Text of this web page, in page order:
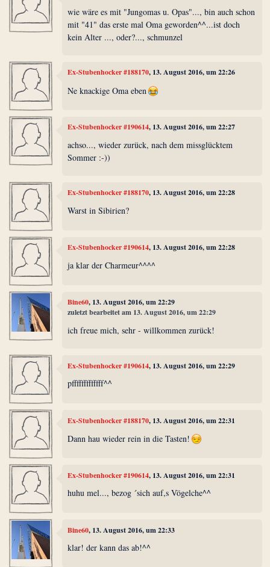
wie wäre es mit "Jungomas u. Opas"..., bin auch schon
mit "41" das erste mal Oma geworden^^...ist doch
kein Alter ..., oder?..., schmunzel
Ex-Stubenhocker #188170, 13. August 2016, um 22:26
Ne knackige Oma eben
Ex-Stubenhocker #190614, 13. August 2016, um 22:27
achso..., wieder zurück, nach dem missglücktem
Sommer :-))
Ex-Stubenhocker #188170, 13. August 2016, um 22:28
Warst in Sibirien?
Ex-Stubenhocker #190614, 13. August 2016, um 22:28
ja klar der Charmeur^^^^
Bine60, 13. August 2016, um 22:29
zuletzt bearbeitet am 13. August 2016, um 22:29
ich freue mich, sehr - willkommen zurück!
Ex-Stubenhocker #190614, 13. August 2016, um 22:29
pfffffffffffff^^
Ex-Stubenhocker #188170, 13. August 2016, um 22:31
Dann hau wieder rein in die Tasten!
Ex-Stubenhocker #190614, 13. August 2016, um 22:31
huhu mel..., bezog ´sich auf,s Vögelche^^
Bine60, 13. August 2016, um 22:33
klar! der kann das ab!^^